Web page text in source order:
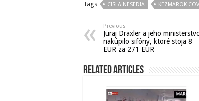
Tags CISLA NESEDIA KEZMAROK
Previous
Juraj Draxler a jeho
nakúpilo sifóny, ktoré stoja 8
EUR za 271 EUR
Related Articles